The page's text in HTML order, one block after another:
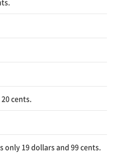
cents.
only 19 dollars and 99 cents.